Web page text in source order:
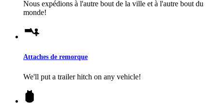
Nous expédions à l'autre bout de la ville et à l'autre bout du
monde!
Attaches de remorque
We'll put a trailer hitch on any vehicle!